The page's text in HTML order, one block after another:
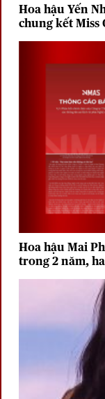
Hoa hậu Yến
chung kết Miss
Hoa hậu Mai
trong 2 năm,
trái chiều